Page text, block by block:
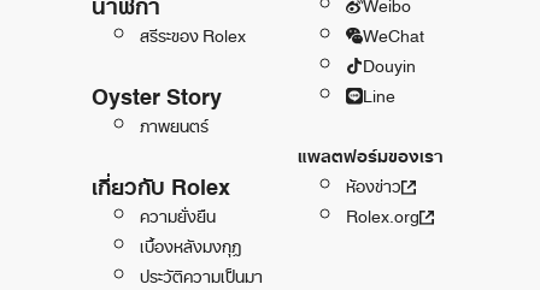
สรีระของ Rolex
Oyster Story
ภาพยนตร์
เกี่ยวกับ Rolex
ความยั่งยืน
เบื้องหลังมงกุฎ
ประวัติความเป็นมา
WeChat
Douyin
Line
แพลตฟอร์มของเรา
ห้องข่าว
Rolex.org